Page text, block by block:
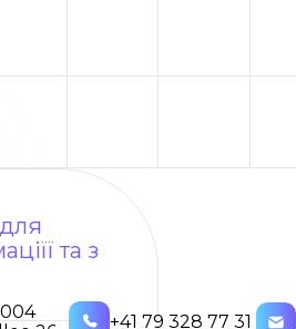
та з
+41 79 328 77 31